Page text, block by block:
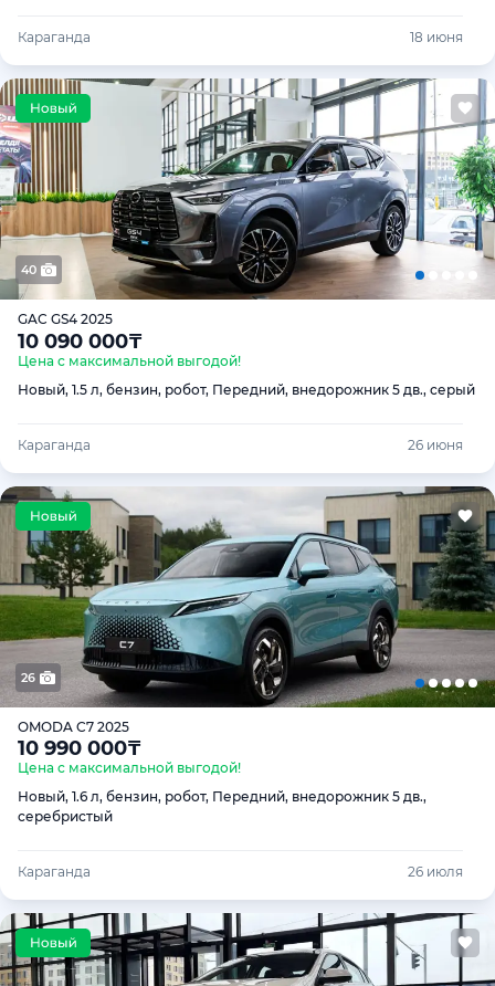
Караганда 18 июня
40
GAC GS4 2025
10 090 000₸
Цена с максимальной выгодой!
Новый, 1.5 л, бензин, робот, Передний, внедорожник 5 дв., серый
Караганда 26 июня
26
OMODA C7 2025
10 990 000₸
Цена с максимальной выгодой!
Новый, 1.6 л, бензин, робот, Передний, внедорожник 5 дв.,
серебристый
Караганда 26 июля